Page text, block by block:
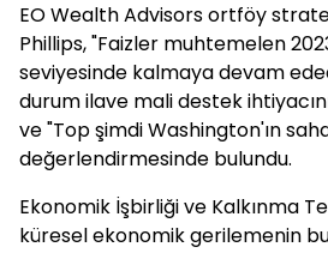
EO Wealth Advisors ortföy
Phillips, "Faizler muhtemelen
seviyesinde kalmaya devam
durum ilave mali destek
ve "Top şimdi Washington'ın
değerlendirmesinde bulundu.
Ekonomik İşbirliği ve Kalkınma
küresel ekonomik gerilemenin